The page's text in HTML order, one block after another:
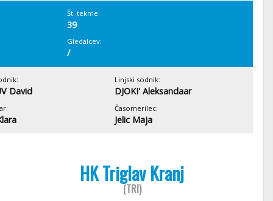
Št. tekme:
39
Gledalcev:
/
David
Linjski sodnik:
DJOKI' Aleksandaar
Časomerilec:
Jelic Maja
HK Triglav Kranj
(TRI)